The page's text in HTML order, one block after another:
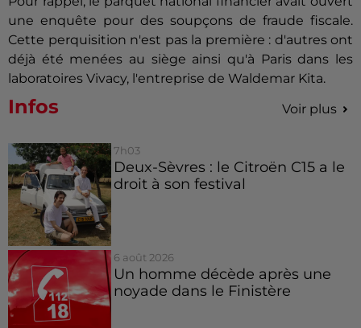
une enquête pour des soupçons de fraude fiscale.
Cette perquisition n'est pas la première : d'autres ont
déjà été menées au siège ainsi qu'à Paris dans les
laboratoires Vivacy, l'entreprise de Waldemar Kita.
Infos Voir plus
7h03
Deux-Sèvres : le Citroën C15 a le
droit à son festival
6 août 2026
Un homme décède après une
noyade dans le Finistère